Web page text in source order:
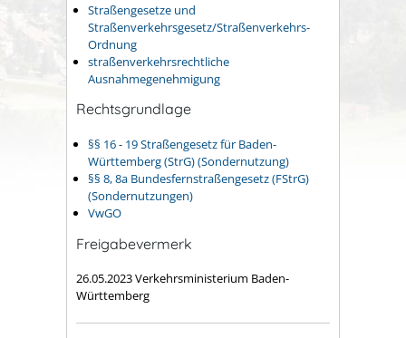
Straßengesetze und
Straßenverkehrsgesetz/Straßenverkehrs-
Ordnung
straßenverkehrsrechtliche
Ausnahmegenehmigung
Rechtsgrundlage
§§ 16 - 19 Straßengesetz für Baden-
Württemberg (StrG) (Sondernutzung)
§§ 8, 8a Bundesfernstraßengesetz (FStrG)
(Sondernutzungen)
VwGO
Freigabevermerk
26.05.2023 Verkehrsministerium Baden-
Württemberg